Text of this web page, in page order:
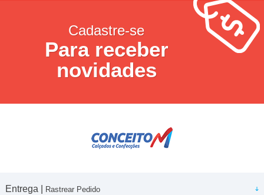
Cadastre-se
Para receber
novidades
Entrega | Rastrear Pedido